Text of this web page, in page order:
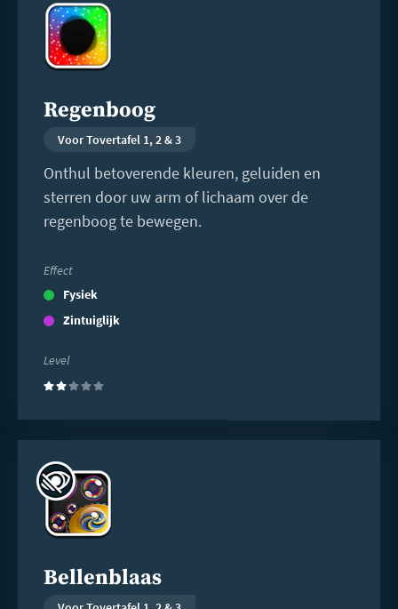
Regenboog
Voor Tovertafel 1, 2 & 3
Onthul betoverende kleuren, geluiden en
sterren door uw arm of lichaam over de
regenboog te bewegen.
Effect
Fysiek
Zintuiglijk
Level
(2)
meer
Bellenblaas
meer